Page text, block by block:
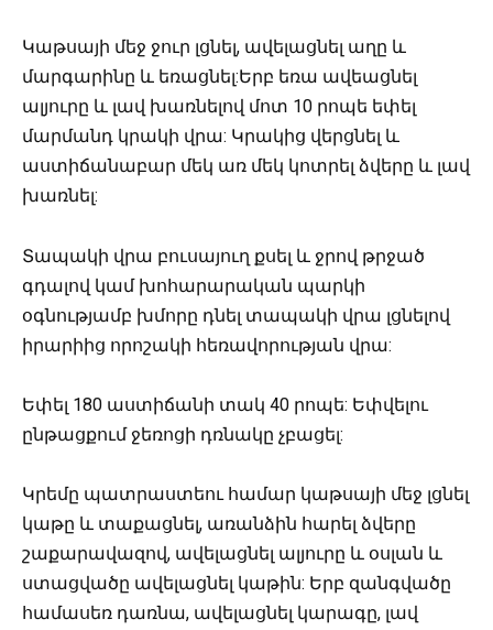
Կաթսայի մեջ ջուր լցնել, ավելացնել աղը և
մարգարինը և եռացնել:Երբ եռա ավեացնել
ալյուրը և լավ խառնելով մոտ 10 րոպե եփել
մարմանդ կրակի վրա: Կրակից վերցնել և
աստիճանաբար մեկ առ մեկ կոտրել ձվերը և լավ
խառնել:
Տապակի վրա բուսայուղ քսել և ջրով թրջած
գդալով կամ խոհարարական պարկի
օգնությամբ խմորը դնել տապակի վրա լցնելով
իրարիից որոշակի հեռավորության վրա:
Եփել 180 աստիճանի տակ 40 րոպե: Եփվելու
ընթացքում ջեռոցի դռնակը չբացել:
Կրեմը պատրաստեու համար կաթսայի մեջ լցնել
կաթը և տաքացնել, առանձին հարել ձվերը
շաքարավազով, ավելացնել ալյուրը և օսլան և
ստացվածը ավելացնել կաթին: Երբ զանգվածը
համասեռ դառնա, ավելացնել կարագը, լավ